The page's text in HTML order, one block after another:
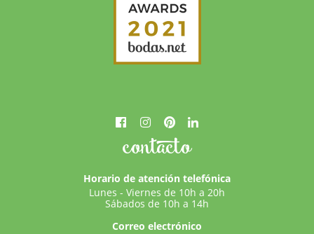
contacto
Horario de atención telefónica
Lunes - Viernes de 10h a 20h
Sábados de 10h a 14h
Correo electrónico